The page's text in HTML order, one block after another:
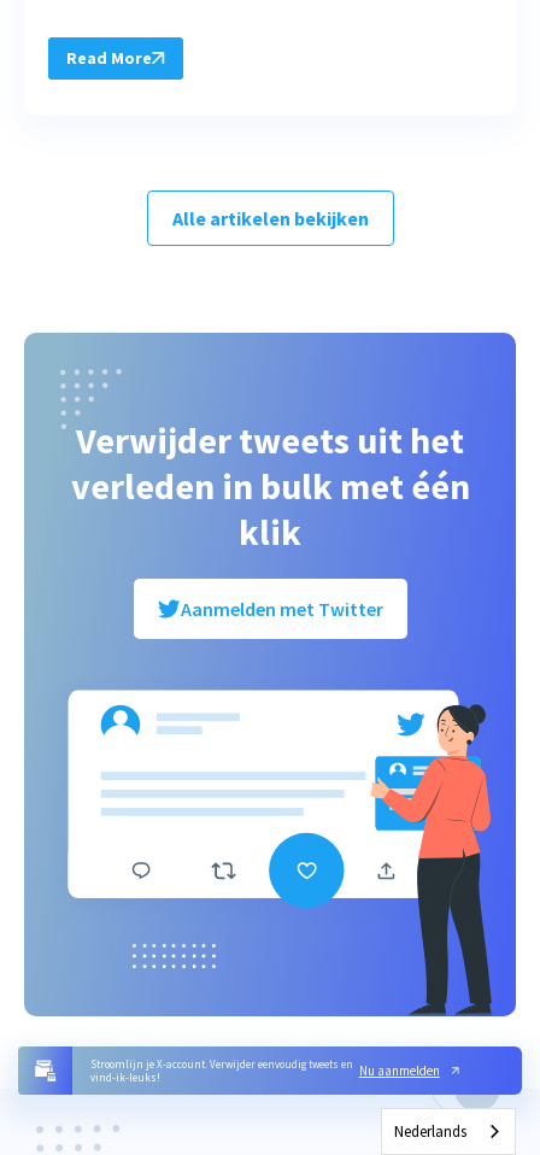
Stroomlijn je X-account. Verwijder eenvoudig tweets en
vind-ik-leuks!
Nu aanmelden
Read More
Alle artikelen bekijken
Verwijder tweets uit het
verleden in bulk met één
klik
Aanmelden met Twitter
Nederlands